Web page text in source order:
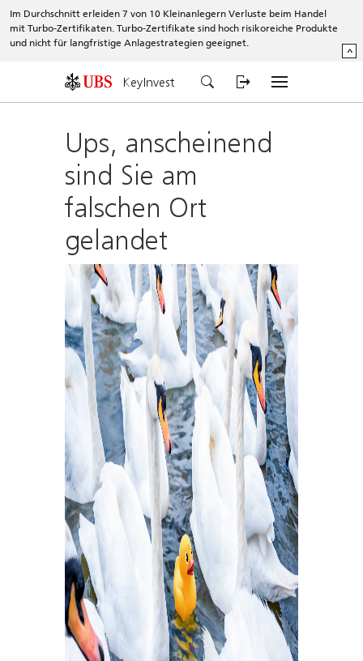
Im Durchschnitt erleiden 7 von 10 Kleinanlegern Verluste beim Handel
mit Turbo-Zertifikaten. Turbo-Zertifikate sind hoch risikoreiche Produkte
und nicht für langfristige Anlagestrategien geeignet.
^
KeyInvest
Ups, anscheinend
sind Sie am
falschen Ort
gelandet